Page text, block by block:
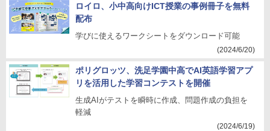
ロイロ、小中高向けICT授業の事例冊子を無料
配布
学びに使えるワークシートをダウンロード可能
(2024/6/20)
ポリグロッツ、洗足学園中高でAI英語学習アプ
リを活用した学習コンテストを開催
生成AIがテストを瞬時に作成、問題作成の負担を
軽減
(2024/6/19)